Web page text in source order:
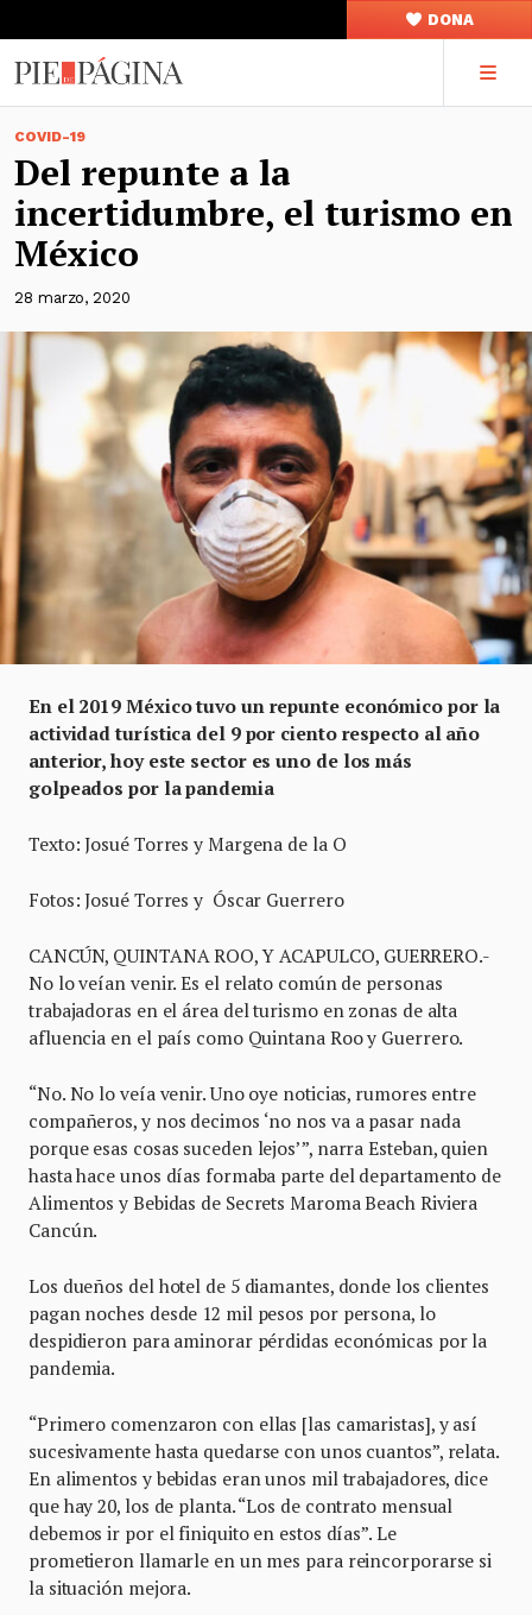
DONA
COVID-19
Del repunte a la
incertidumbre, el turismo en
México
28 marzo, 2020
En el 2019 México tuvo un repunte económico por la
actividad turística del 9 por ciento respecto al año
anterior, hoy este sector es uno de los más
golpeados por la pandemia
Texto: Josué Torres y Margena de la O
Fotos: Josué Torres y Óscar Guerrero
CANCÚN, QUINTANA ROO, Y ACAPULCO, GUERRERO.-
No lo veían venir. Es el relato común de personas
trabajadoras en el área del turismo en zonas de alta
afluencia en el país como Quintana Roo y Guerrero.
“No. No lo veía venir. Uno oye noticias, rumores entre
compañeros, y nos decimos ‘no nos va a pasar nada
porque esas cosas suceden lejos’”, narra Esteban, quien
hasta hace unos días formaba parte del departamento de
Alimentos y Bebidas de Secrets Maroma Beach Riviera
Cancún.
Los dueños del hotel de 5 diamantes, donde los clientes
pagan noches desde 12 mil pesos por persona, lo
despidieron para aminorar pérdidas económicas por la
pandemia.
“Primero comenzaron con ellas [las camaristas], y así
sucesivamente hasta quedarse con unos cuantos”, relata.
En alimentos y bebidas eran unos mil trabajadores, dice
que hay 20, los de planta. “Los de contrato mensual
debemos ir por el finiquito en estos días”. Le
prometieron llamarle en un mes para reincorporarse si
la situación mejora.